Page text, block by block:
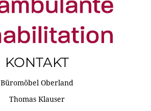
KONTAKT
Büromöbel Oberland
Thomas Klauser